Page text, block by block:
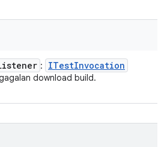
: ITestInvocation
download build.